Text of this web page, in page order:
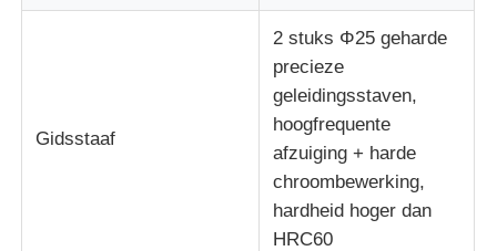
Gidsstaaf
2 stuks Φ25 geharde
precieze
geleidingsstaven,
hoogfrequente
afzuiging + harde
chroombewerking,
hardheid hoger dan
HRC60